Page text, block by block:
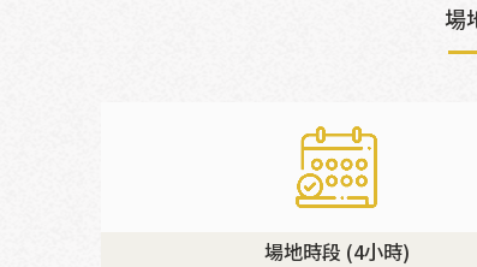
場
場地時段 (4小時)